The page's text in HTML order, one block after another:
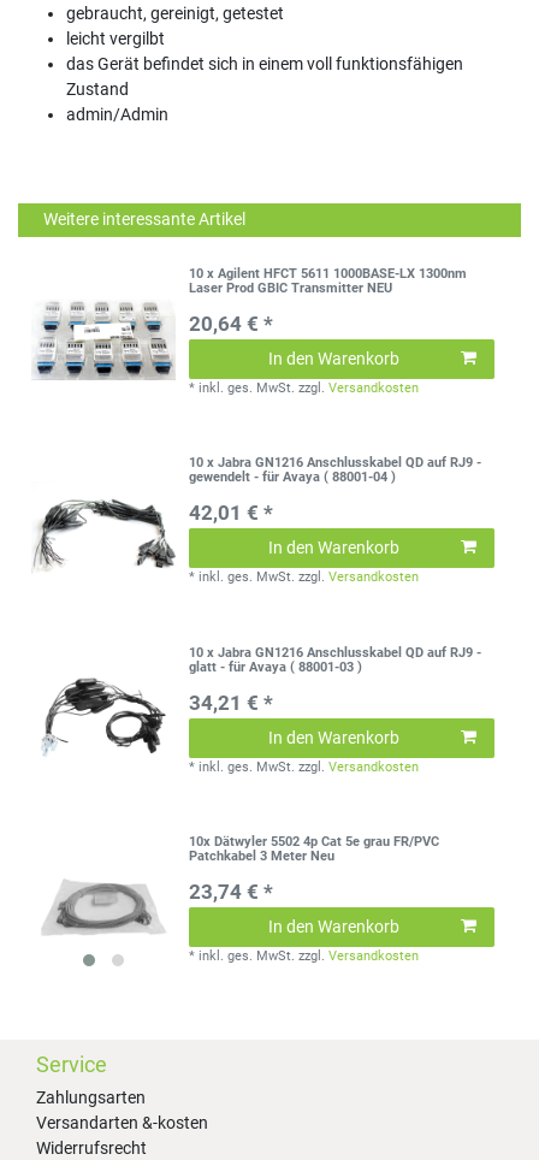
gebraucht, gereinigt, getestet
leicht vergilbt
das Gerät befindet sich in einem voll funktionsfähigen
Zustand
admin/Admin
Weitere interessante Artikel
10 x Agilent HFCT 5611 1000BASE-LX 1300nm
Laser Prod GBIC Transmitter NEU
20,64 € *
In den Warenkorb
* inkl. ges. MwSt. zzgl.Versandkosten
10 x Jabra GN1216 Anschlusskabel QD auf RJ9 -
gewendelt - für Avaya ( 88001-04 )
42,01 € *
In den Warenkorb
* inkl. ges. MwSt. zzgl.Versandkosten
10 x Jabra GN1216 Anschlusskabel QD auf RJ9 -
glatt - für Avaya ( 88001-03 )
34,21 € *
In den Warenkorb
* inkl. ges. MwSt. zzgl.Versandkosten
10x Dätwyler 5502 4p Cat 5e grau FR/PVC
Patchkabel 3 Meter Neu
23,74 € *
In den Warenkorb
* inkl. ges. MwSt. zzgl.Versandkosten
Service
Zahlungsarten
Versandarten &-kosten
Widerrufsrecht